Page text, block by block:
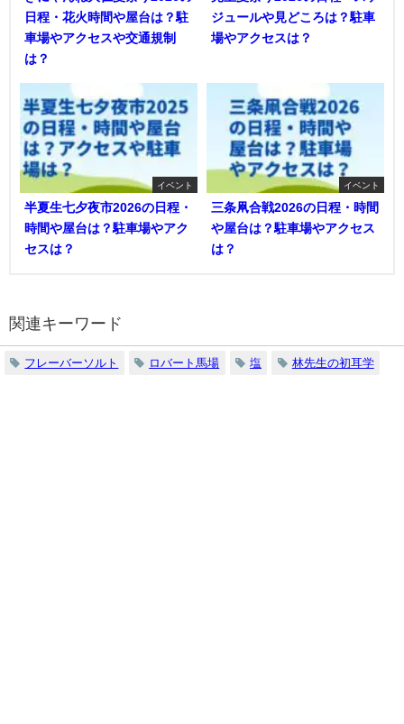
日程・花火時間や屋台は？駐
車場やアクセスや交通規制
は？
ジュールや見どころは？駐車
場やアクセスは？
イベント
半夏生七夕夜市2026の日程・
時間や屋台は？駐車場やアク
セスは？
イベント
三条凧合戦2026の日程・時間
や屋台は？駐車場やアクセス
は？
関連キーワード
フレーバーソルト ロバート馬場 塩 林先生の初耳学